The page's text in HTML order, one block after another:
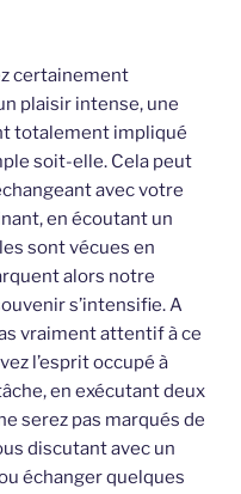
certainement
plaisir intense, une
totalement impliqué
soit-elle. Cela peut
avec votre
en écoutant un
sont vécues en
alors notre
s’intensifie. A
vraiment attentif à ce
l’esprit occupé à
en exécutant deux
serez pas marqués de
discutant avec un
échanger quelques